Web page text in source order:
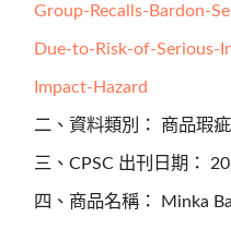
Group-Recalls-Bardon-
Due-to-Risk-of-Serious-
Impact-Hazard
二、資料類別： 商品瑕
三、CPSC 出刊日期：
四、商品名稱： Minka